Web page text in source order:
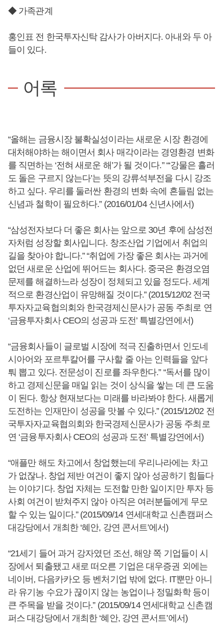
◆ 가족관계
홍인표 전 한국투자신탁 감사가 아버지다. 아내와 두 아
들이 있다.
어록
“올해는 금융시장 불확실성이라는 새로운 시장 환경에
대처해야하는 해이면서 회사 매각이라는 경영환경 변화
를 직면하는 ‘전혀 새로운 해’가 될 것이다.” “‘강물은 흘러
도 돌은 구르지 않는다’는 뜻의 강류석부전을 다시 강조
하고 싶다. 우리를 둘러싼 환경의 변화 속에 흔들림 없는
신념과 철학이 필요하다.” (2016/01/04 신년사에서)
“삼성전자보다 더 좋은 회사는 앞으로 30년 후에 삼성전
자처럼 성장할 회사입니다. 창조산업 기업에서 취업의
길을 찾아야 합니다.” “취업에 가장 좋은 회사는 과거에
없던 새로운 산업에 뛰어드는 회사다. 중국은 환경오염
문제를 해결하느라 성장이 정체되고 있을 정도다. 세계
적으로 환경산업이 유망해질 것이다.” (2015/12/02 전국
투자자교육협의회와 한국경제신문사가 공동 주최로 연
‘금융투자회사 CEO의 성공과 도전’ 특별강연에서)
“금융회사들이 글로벌 시장에 적극 진출하면서 인도네
시아어와 포르투칼어를 구사할 줄 아는 인력들을 앞다
퉈 뽑고 있다. 전문성이 진로를 좌우한다.” “독서를 많이
하고 경제신문을 매일 읽는 것이 상식을 쌓는 데 큰 도움
이 된다. 항상 현재보다는 미래를 바라봐야 한다. 새롭게
도전하는 인재만이 성공을 맛볼 수 있다.” (2015/12/02 전
국투자자교육협의회와 한국경제신문사가 공동 주최로
연 ‘금융투자회사 CEO의 성공과 도전’ 특별강연에서)
“애플만 해도 차고에서 창업했는데 우리나라에는 차고
가 없잖나. 창업 제반 여건이 좋지 않아 성공하기 힘들다
는 이야기다. 창업 자체는 도전할 만한 일이지만 투자 등
사회 여건이 받쳐주지 않아 아직은 여러분들에게 무모
할 수 있는 일이다.” (2015/09/14 연세대학교 신촌캠퍼스
대강당에서 개최한 ‘혜안, 강연 콘서트’에서)
“21세기 들어 과거 강자였던 조선, 해양 쪽 기업들이 시
장에서 퇴출됐고 새로 떠오른 기업은 대우증권 외에는
네이버, 다음카카오 등 벤처기업 밖에 없다. IT뿐만 아니
라 유기농 수요가 끊이지 않는 농업이나 정밀화학 등이
큰 주목을 받을 것이다.” (2015/09/14 연세대학교 신촌캠
퍼스 대강당에서 개최한 ‘혜안, 강연 콘서트’에서)